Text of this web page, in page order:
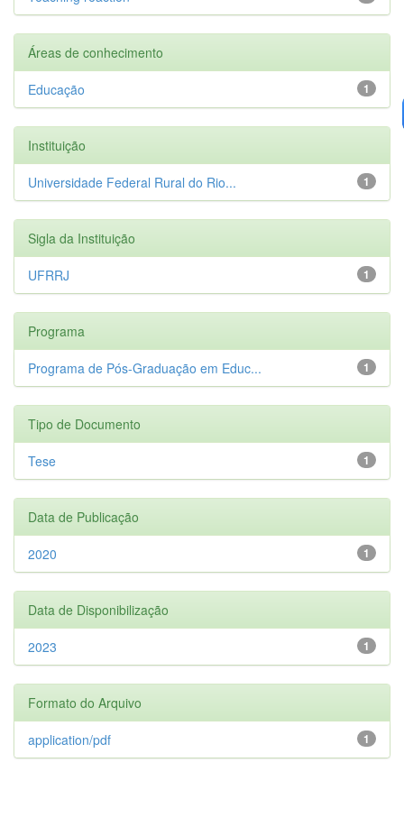
Áreas de conhecimento
1
Educação
Instituição
1
Universidade Federal Rural do Rio...
Sigla da Instituição
1
UFRRJ
Programa
1
Programa de Pós-Graduação em Educ...
Tipo de Documento
1
Tese
Data de Publicação
1
2020
Data de Disponibilização
1
2023
Formato do Arquivo
1
application/pdf